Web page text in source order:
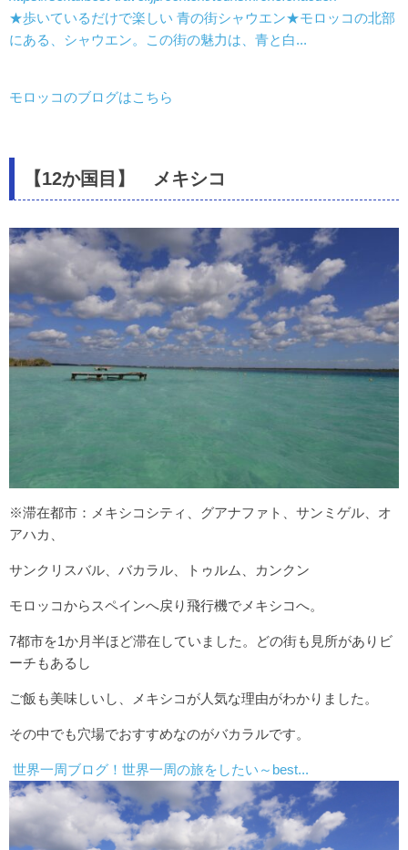
★歩いているだけで楽しい 青の街シャウエン★モロッコの北部
にある、シャウエン。この街の魅力は、青と白...
モロッコのブログはこちら
【12か国目】 メキシコ
※滞在都市：メキシコシティ、グアナファト、サンミゲル、オ
アハカ、
サンクリスバル、バカラル、トゥルム、カンクン
モロッコからスペインへ戻り飛行機でメキシコへ。
7都市を1か月半ほど滞在していました。どの街も見所がありビ
ーチもあるし
ご飯も美味しいし、メキシコが人気な理由がわかりました。
その中でも穴場でおすすめなのがバカラルです。
世界一周ブログ！世界一周の旅をしたい～best...